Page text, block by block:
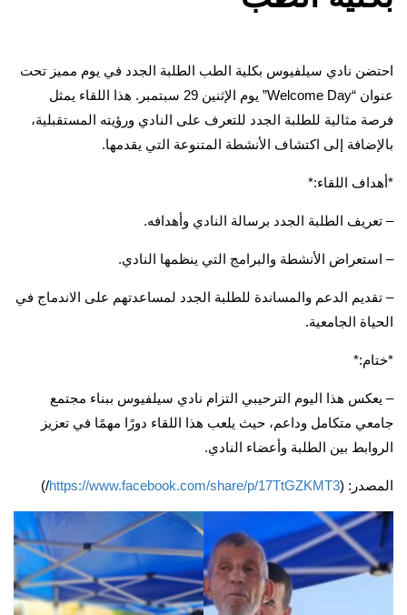
احتضن نادي سيلفيوس بكلية الطب الطلبة الجدد في يوم مميز تحت
عنوان “Welcome Day” يوم الإثنين 29 سبتمبر. هذا اللقاء يمثل
فرصة مثالية للطلبة الجدد للتعرف على النادي ورؤيته المستقبلية،
بالإضافة إلى اكتشاف الأنشطة المتنوعة التي يقدمها.
*أهداف اللقاء:*
– تعريف الطلبة الجدد برسالة النادي وأهدافه.
– استعراض الأنشطة والبرامج التي ينظمها النادي.
– تقديم الدعم والمساندة للطلبة الجدد لمساعدتهم على الاندماج في
الحياة الجامعية.
*ختام:*
– يعكس هذا اليوم الترحيبي التزام نادي سيلفيوس ببناء مجتمع
جامعي متكامل وداعم، حيث يلعب هذا اللقاء دورًا مهمًا في تعزيز
الروابط بين الطلبة وأعضاء النادي.
المصدر: (https://www.facebook.com/share/p/17TtGZKMT3
/)